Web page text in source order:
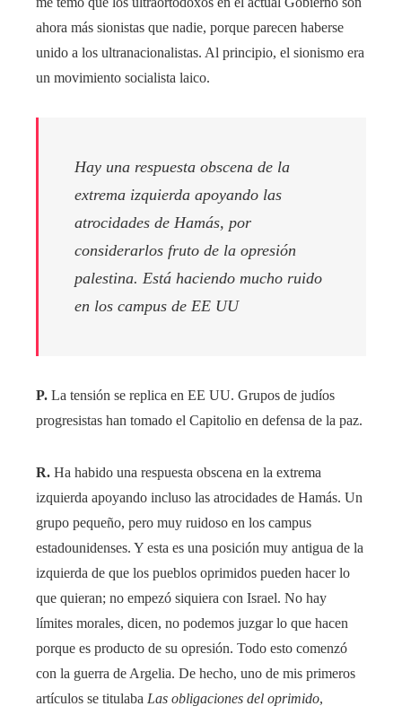
ahora más sionistas que nadie, porque parecen haberse
unido a los ultranacionalistas. Al principio, el sionismo era
un movimiento socialista laico.
Hay una respuesta obscena de la
extrema izquierda apoyando las
atrocidades de Hamás, por
considerarlos fruto de la opresión
palestina. Está haciendo mucho ruido
en los campus de EE UU
P. La tensión se replica en EE UU. Grupos de judíos
progresistas han tomado el Capitolio en defensa de la paz.
R. Ha habido una respuesta obscena en la extrema
izquierda apoyando incluso las atrocidades de Hamás. Un
grupo pequeño, pero muy ruidoso en los campus
estadounidenses. Y esta es una posición muy antigua de la
izquierda de que los pueblos oprimidos pueden hacer lo
que quieran; no empezó siquiera con Israel. No hay
límites morales, dicen, no podemos juzgar lo que hacen
porque es producto de su opresión. Todo esto comenzó
con la guerra de Argelia. De hecho, uno de mis primeros
artículos se titulaba Las obligaciones del oprimido,